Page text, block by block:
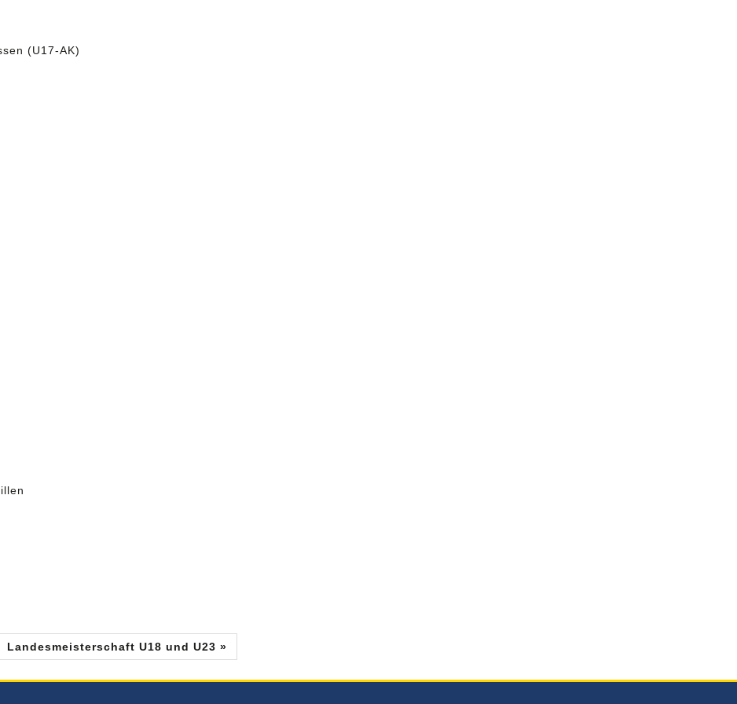
(U17-AK)
Landesmeisterschaft U18 und U23 »